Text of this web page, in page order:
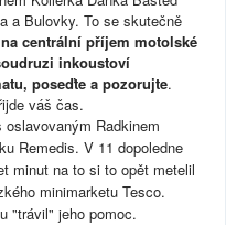
a Bulovky. To se skutečně
centrální příjem motolské
inkoustoví
poseďte a pozorujte.
váš čas.
Radkinem
Remedis. V 11 dopoledne
minut na to si to opět metelil
minimarketu Tesco.
"trávil" jeho pomoc.